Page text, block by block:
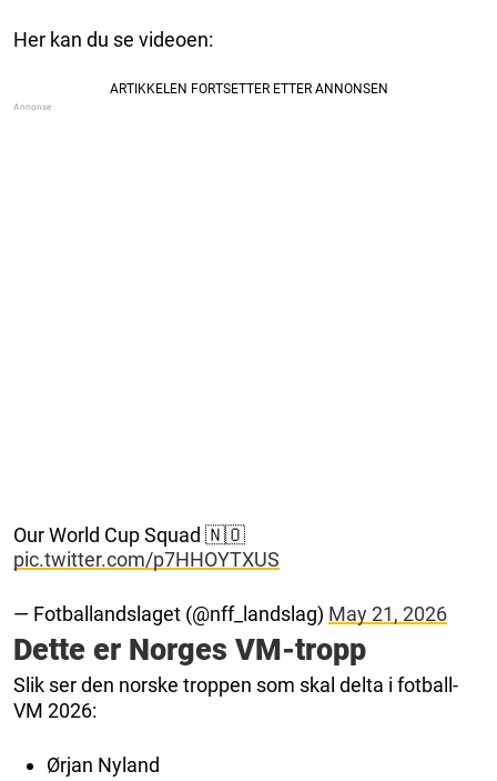
Her kan du se videoen:
Our World Cup Squad 🇳🇴
pic.twitter.com/p7HHOYTXUS
— Fotballandslaget (@nff_landslag) May 21, 2026
Dette er Norges VM-tropp
Slik ser den norske troppen som skal delta i fotball-
VM 2026:
Ørjan Nyland